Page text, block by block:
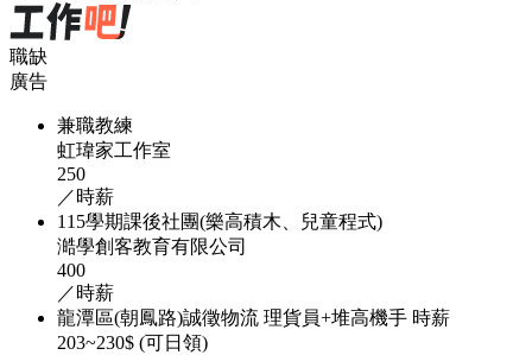
職缺
廣告
兼職教練
虹瑋家工作室
250
／時薪
115學期課後社團(樂高積木、兒童程式)
澔學創客教育有限公司
400
／時薪
龍潭區(朝鳳路)誠徵物流 理貨員+堆高機手 時薪
203~230$ (可日領)